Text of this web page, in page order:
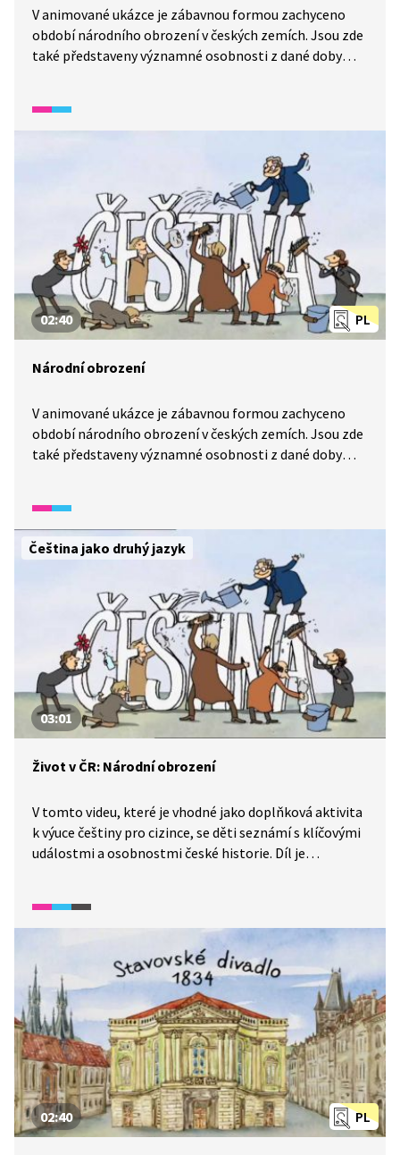
V animované ukázce je zábavnou formou zachyceno
období národního obrození v českých zemích. Jsou zde
také představeny významné osobnosti z dané doby
в Чехії. Тут також представлені визначні
PL
02:40
Národní obrození
V animované ukázce je zábavnou formou zachyceno
období národního obrození v českých zemích. Jsou zde
také představeny významné osobnosti z dané doby
Čeština jako druhý jazyk
03:01
Život v ČR: Národní obrození
V tomto videu, které je vhodné jako doplňková aktivita
k výuce češtiny pro cizince, se děti seznámí s klíčovými
událostmi a osobnostmi české historie. Díl je
PL
02:40